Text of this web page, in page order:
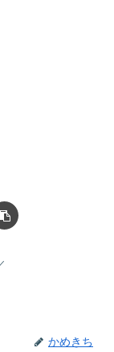
かめきち